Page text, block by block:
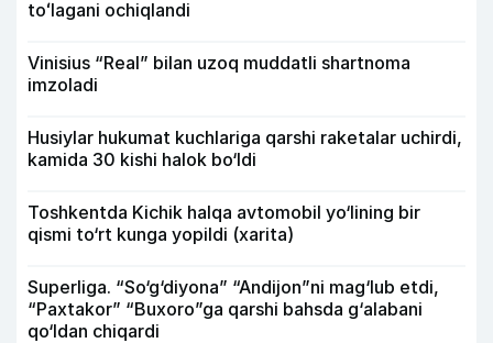
toʻlagani ochiqlandi
Vinisius “Real” bilan uzoq muddatli shartnoma
imzoladi
Husiylar hukumat kuchlariga qarshi raketalar uchirdi,
kamida 30 kishi halok bo‘ldi
Toshkentda Kichik halqa avtomobil yo‘lining bir
qismi to‘rt kunga yopildi (xarita)
Superliga. “So‘g‘diyona” “Andijon”ni mag‘lub etdi,
“Paxtakor” “Buxoro”ga qarshi bahsda g‘alabani
qo‘ldan chiqardi